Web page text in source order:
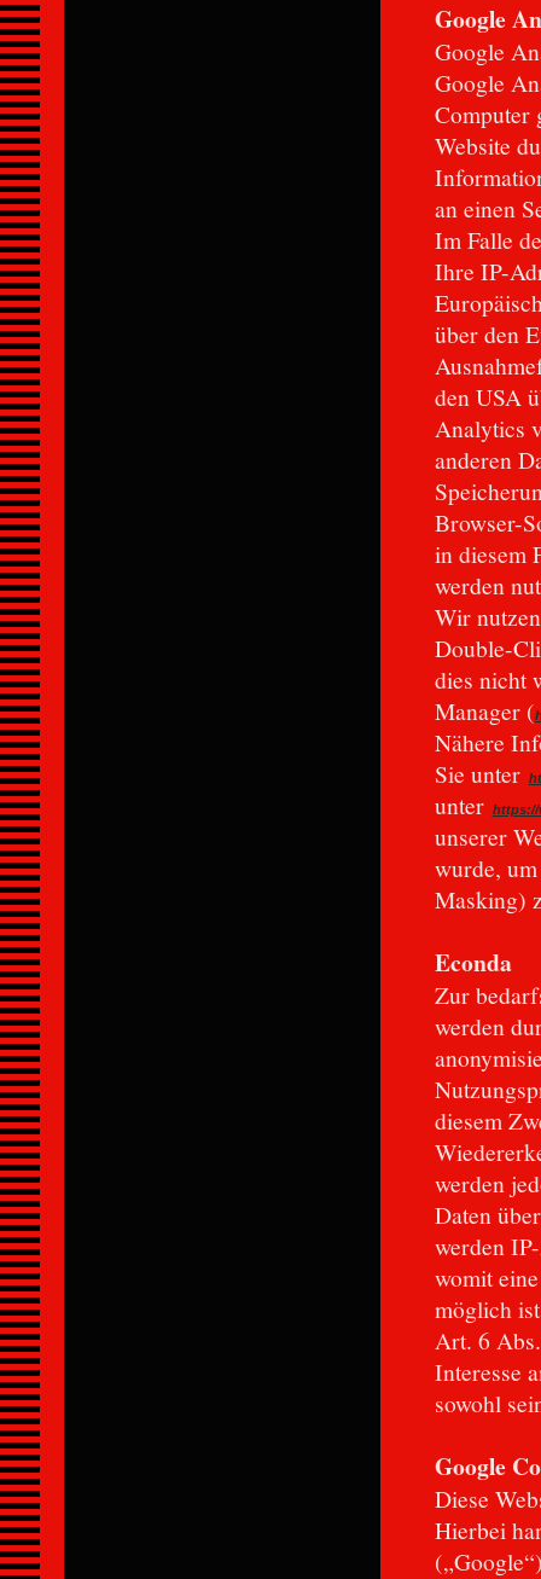
Google
Google
Google
Computer
Website
an einen
Im Falle
Ihre IP-
über den
den USA
Analytics
anderen
Browser-
in diesem
werden
Wir
Double-
dies nicht
Manager (
Nähere
Sie unter
unter https://
unserer
wurde,
Masking)
Econda
Zur
werden
diesem
werden
Daten
werden
womit
möglich
Art. 6
Interesse
sowohl
Google
Diese
Hierbei